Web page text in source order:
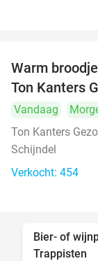
Warm
Ton Kanters
Vandaag
Ton Kanters
Schijndel
Verkocht: 454
Bier- of
Trappisten